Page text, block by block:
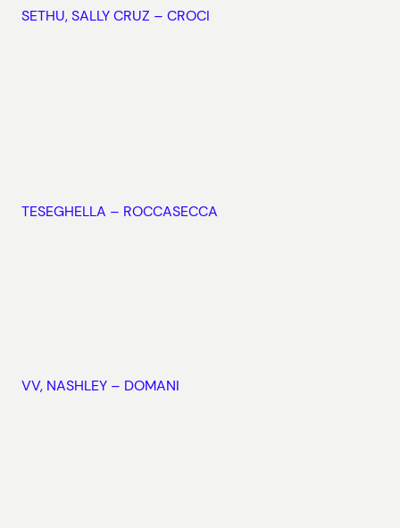
SETHU, SALLY CRUZ – CROCI
TESEGHELLA – ROCCASECCA
VV, NASHLEY – DOMANI